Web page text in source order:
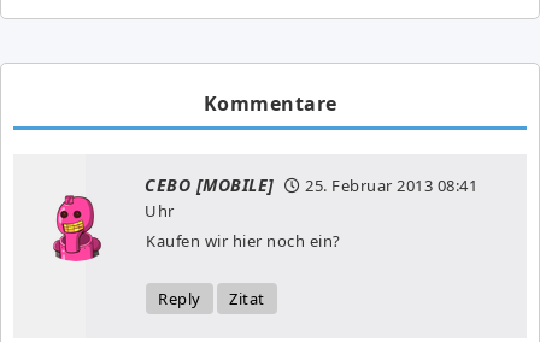
Kommentare
CEBO [MOBILE] 25. Februar 2013 08:41
Uhr
Kaufen wir hier noch ein?
Reply Zitat